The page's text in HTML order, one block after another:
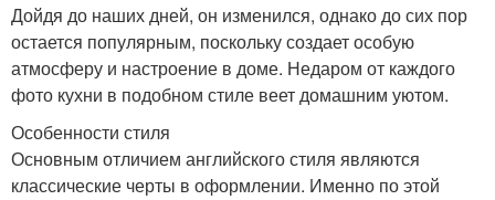
Дойдя до наших дней, он изменился, однако до сих пор
остается популярным, поскольку создает особую
атмосферу и настроение в доме. Недаром от каждого
фото кухни в подобном стиле веет домашним уютом.
Особенности стиля
Основным отличием английского стиля являются
классические черты в оформлении. Именно по этой